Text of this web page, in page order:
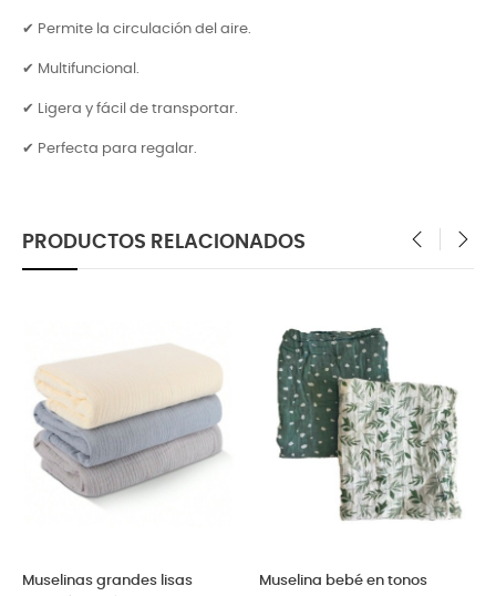
✔ Permite la circulación del aire.
✔ Multifuncional.
✔ Ligera y fácil de transportar.
✔ Perfecta para regalar.
PRODUCTOS RELACIONADOS
bebé en tonos
Muselina bebé algodón - set